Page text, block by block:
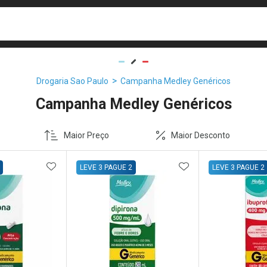
Drogaria Sao Paulo Campanha Medley Genéricos
Campanha Medley Genéricos
Maior Preço Maior Desconto
ADICIONAR AOS FAVORITOS
LEVE 3 PAGUE 2 ADICIONAR AOS
LEVE 3 PAGUE 2